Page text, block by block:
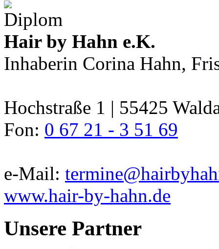
Hair by Hahn e.K.
Inhaberin Corina Hahn,
Hochstraße 1 | 55425
Fon: 0 67 21 - 3 51 69
e-Mail:
www.hair-by-hahn.de
Unsere Partner